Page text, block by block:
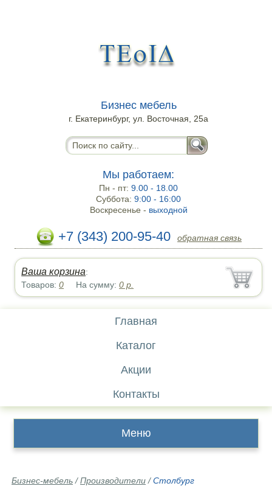
Бизнес мебель
г. Екатеринбург, ул. Восточная, 25а
Мы работаем:
Пн - пт:9.00 - 18.00
Суббота:9:00 - 16:00
Воскресенье - выходной
+7 (343) 200-95-40 обратная связь
Ваша корзина:
Товаров:0 На сумму:0 р.
Главная
Каталог
Акции
Контакты
Меню
Бизнес-мебель /Производители /Столбург